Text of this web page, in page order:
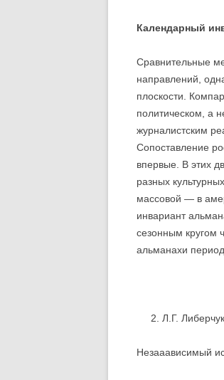
Календарный
Сравнительные
направлений,
плоскости.
политическом, а
журналистским
Сопоставление
впервые. В этих
разных
массовой — в
инвариант
сезонным кругом
альманахи
Л.Г. Либерчук
Незааависимый